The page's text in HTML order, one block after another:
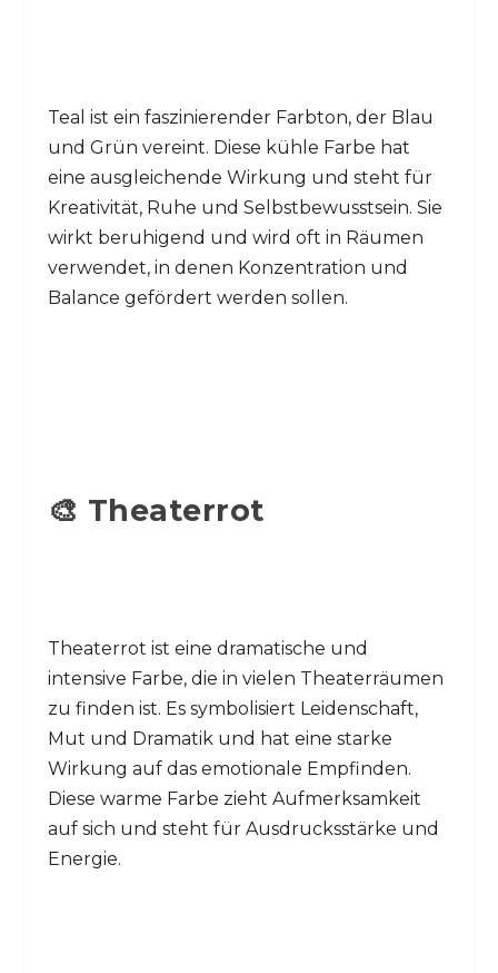
Teal ist ein faszinierender Farbton, der Blau
und Grün vereint. Diese kühle Farbe hat
eine ausgleichende Wirkung und steht für
Kreativität, Ruhe und Selbstbewusstsein. Sie
wirkt beruhigend und wird oft in Räumen
verwendet, in denen Konzentration und
Balance gefördert werden sollen.
🎨 Theaterrot
Theaterrot ist eine dramatische und
intensive Farbe, die in vielen Theaterräumen
zu finden ist. Es symbolisiert Leidenschaft,
Mut und Dramatik und hat eine starke
Wirkung auf das emotionale Empfinden.
Diese warme Farbe zieht Aufmerksamkeit
auf sich und steht für Ausdrucksstärke und
Energie.